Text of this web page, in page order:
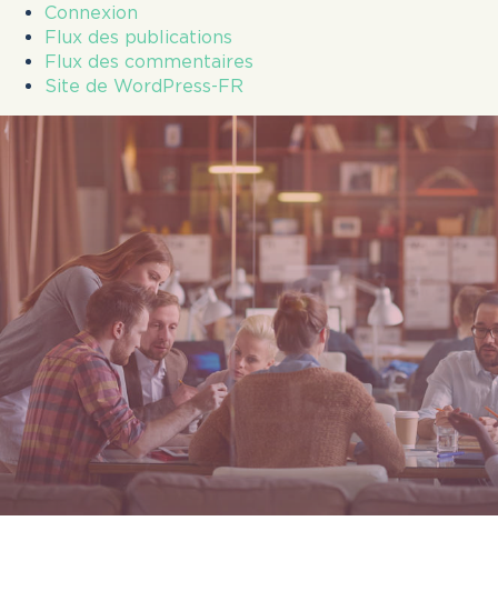
Connexion
Flux des publications
Flux des commentaires
Site de WordPress-FR